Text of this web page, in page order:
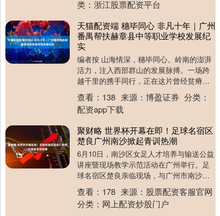
类： 浙江股票配资平台
天猫配资端 穗毕同心 非凡十年｜广州
番禺帮扶赫章县中等职业学校发展纪
实
编者按 山海情深，穗毕同心。岭南的澎湃
活力，注入西部群山的发展脉搏。一场跨
越千里的携手同行，正在这片曾经贫瘠的
土地上，书写着乡村振兴的崭新篇章。
2026年，是....
查看： 138 来源： 博盈证券 分类：
配资app下载
聚财略 世界杯开幕在即！足球名宿区
楚良广州南沙掀起青训热潮
6月10日，南沙区女足人才培养与输送公益
讲座暨现场教学示范活动在广州举行。足
球名宿区楚良亲临现场，与广州市南沙区
青训教练员及年轻运动员面对面交流，分
享执教经验和....
查看： 178 来源： 股票配资客服官网
分类： 网上配资炒股门户